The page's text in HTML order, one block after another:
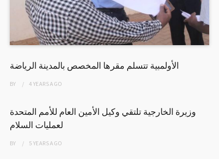
الأولمبية تتسلم مقرها المخصص بالمدينة الرياضة
BY 4 YEARSAGO
وزيرة الخارجية تلتقي وكيل الأمين العام للأمم المتحدة
لعمليات السلام
BY 5 YEARSAGO